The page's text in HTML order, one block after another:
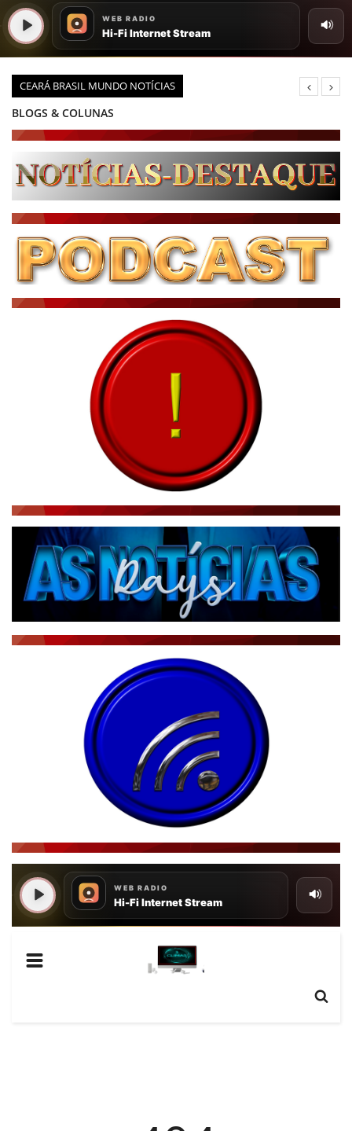
CEARÁ BRASIL MUNDO NOTÍCIAS
BLOGS & COLUNAS
PODCAST - PONTO DE VISTA
BRASIL DE FATO - ÚLTIMAS NOTÍCIAS
ÚLTIMAS NOTÍCIAS
NOTÍCIAS TAMBÉM NA TELA
BRASIL MUNDO AO VIVO
JORNAL DO BRASIL
NOTÍCIAS AO MINUTO
ACONTECEU...VIROU MANCHETE!
CONECTE-SE
REGISTO